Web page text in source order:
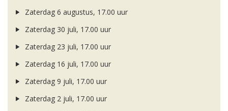
Zaterdag 6 augustus, 17.00 uur
Zaterdag 30 juli, 17.00 uur
Zaterdag 23 juli, 17.00 uur
Zaterdag 16 juli, 17.00 uur
Zaterdag 9 juli, 17.00 uur
Zaterdag 2 juli, 17.00 uur